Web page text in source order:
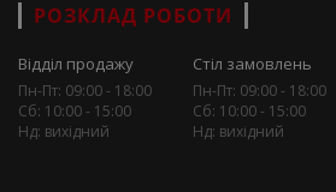
РОЗКЛАД РОБОТИ
Відділ продажу
Пн-Пт: 09:00 - 18:00
Сб: 10:00 - 15:00
Нд: вихідний
Стіл замовлень
Пн-Пт: 09:00 - 18:00
Сб: 10:00 - 15:00
Нд: вихідний